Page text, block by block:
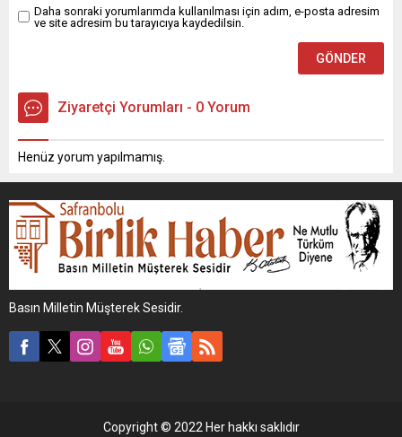
Daha sonraki yorumlarımda kullanılması için adım, e-posta adresim
ve site adresim bu tarayıcıya kaydedilsin.
Ziyaretçi Yorumları - 0 Yorum
Henüz yorum yapılmamış.
Basın Milletin Müşterek Sesidir.
Copyright © 2022 Her hakkı saklıdır